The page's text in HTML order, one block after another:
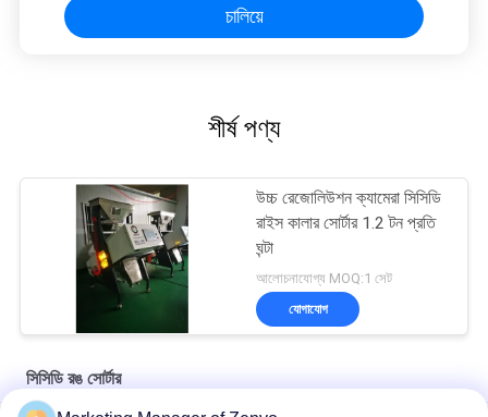
চালিয়ে
শীর্ষ পণ্য
উচ্চ রেজোলিউশন ক্যামেরা সিসিডি
রাইস কালার সোর্টার 1.2 টন প্রতি
ঘন্টা
আলোচনাযোগ্য MOQ:1 সেট
যোগাযোগ
সিসিডি রঙ সোর্টার